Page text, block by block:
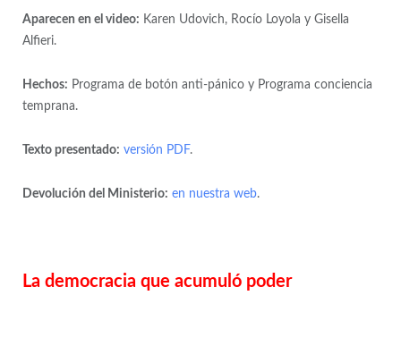
Aparecen en el video: Karen Udovich, Rocío Loyola y Gisella
Alfieri.
Hechos: Programa de botón anti-pánico y Programa conciencia
temprana.
Texto presentado: versión PDF.
Devolución del Ministerio: en nuestra web.
La democracia que acumuló poder